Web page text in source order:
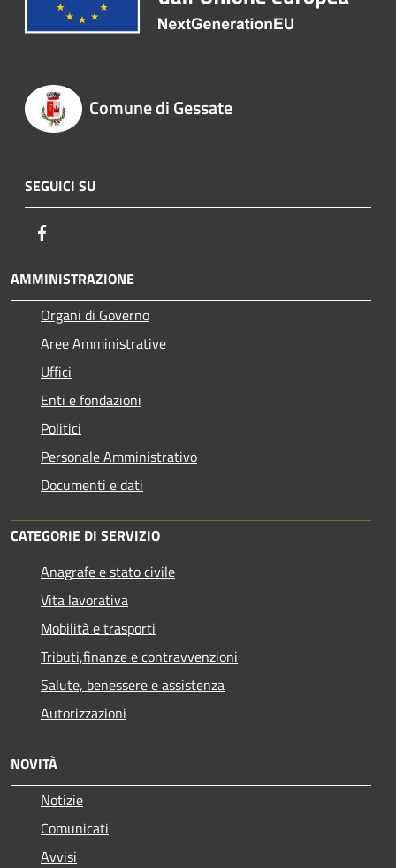
Comune di Gessate
SEGUICI SU
AMMINISTRAZIONE
Organi di Governo
Aree Amministrative
Uffici
Enti e fondazioni
Politici
Personale Amministrativo
Documenti e dati
CATEGORIE DI SERVIZIO
Anagrafe e stato civile
Vita lavorativa
Mobilità e trasporti
Tributi,finanze e contravvenzioni
Salute, benessere e assistenza
Autorizzazioni
NOVITÀ
Notizie
Comunicati
Avvisi